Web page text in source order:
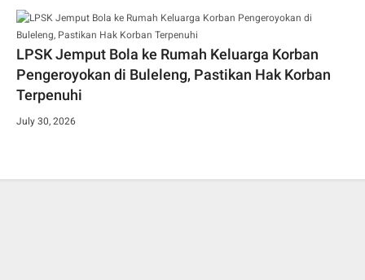
LPSK Jemput Bola ke Rumah Keluarga Korban
Pengeroyokan di Buleleng, Pastikan Hak Korban
Terpenuhi
July 30, 2026